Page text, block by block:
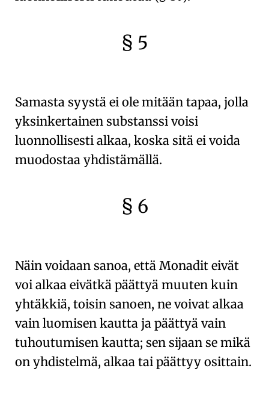
§ 5
Samasta syystä ei ole mitään tapaa, jolla
yksinkertainen substanssi voisi
luonnollisesti alkaa, koska sitä ei voida
muodostaa yhdistämällä.
§ 6
Näin voidaan sanoa, että Monadit eivät
voi alkaa eivätkä päättyä muuten kuin
yhtäkkiä, toisin sanoen, ne voivat alkaa
vain luomisen kautta ja päättyä vain
tuhoutumisen kautta; sen sijaan se mikä
on yhdistelmä, alkaa tai päättyy osittain.